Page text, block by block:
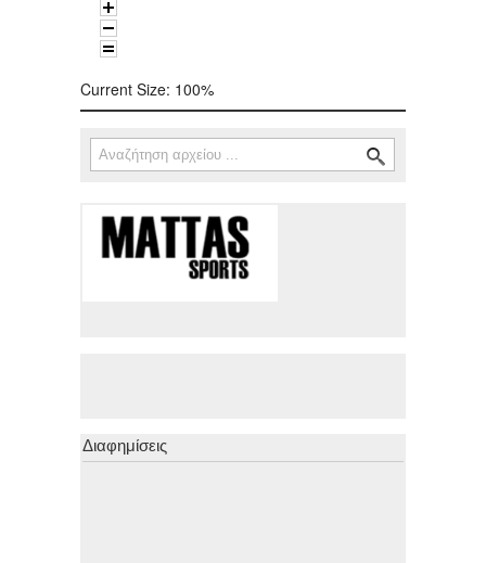
Current Size: 100%
Φόρμα αναζήτησης
Αναζήτηση
Διαφημίσεις